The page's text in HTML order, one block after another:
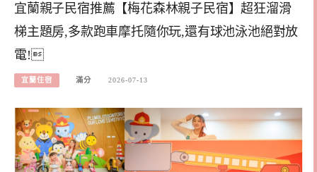
宜蘭親子民宿推薦【梅花森林親子民宿】超狂溜滑
梯主題房,多款跑車摩托隨你玩,還有球池泳池絕對放
電!
宜蘭住宿 滿分 2026-07-13